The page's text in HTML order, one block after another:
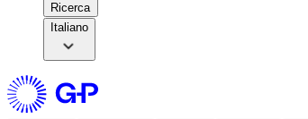
Ricerca​​
Italiano